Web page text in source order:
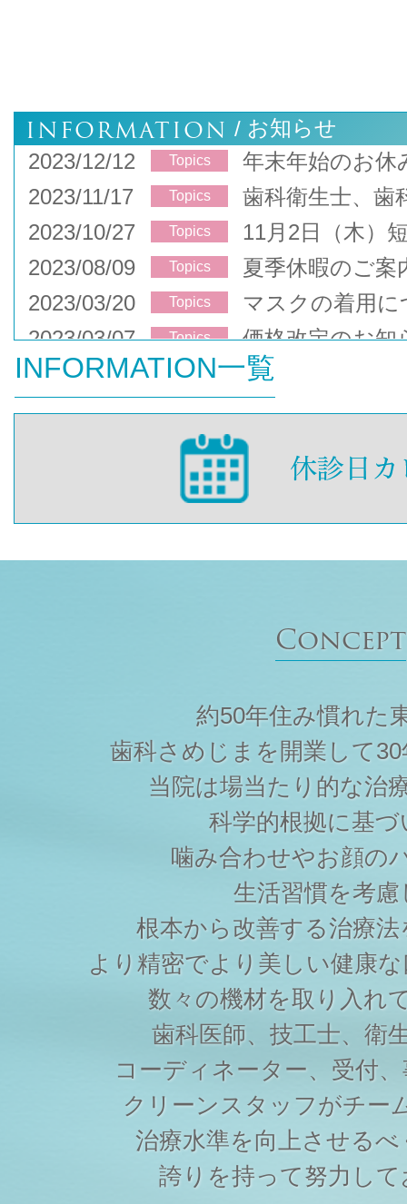
INFORMATION / お知らせ
2023/12/12
Topics
年末年始のお休
2023/11/17
Topics
歯科衛生士、歯
2023/10/27
Topics
11月2日（木）
2023/08/09
Topics
夏季休暇のご案
2023/03/20
Topics
マスクの着用に
2023/03/07
Topics 価格改定のお知
INFORMATION一覧
Concept
約50年住み慣れた
歯科さめじまを開業して
当院は場当たり的な治
科学的根拠に基づ
噛み合わせやお顔の
生活習慣を考慮
根本から改善する治療
より精密でより美しい健康
数々の機材を取り入れ
歯科医師、技工士、衛
コーディネーター、受付
クリーンスタッフがチー
治療水準を向上させる
誇りを持って努力し